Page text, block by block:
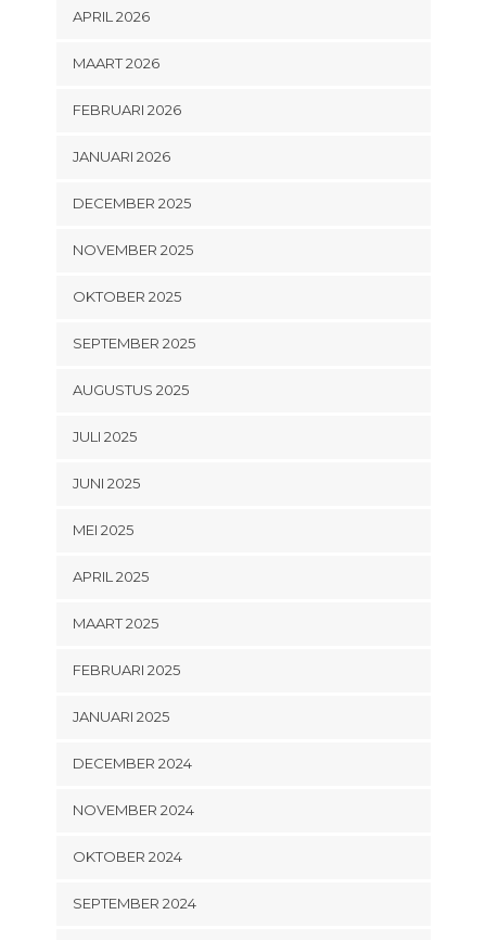
APRIL 2026
MAART 2026
FEBRUARI 2026
JANUARI 2026
DECEMBER 2025
NOVEMBER 2025
OKTOBER 2025
SEPTEMBER 2025
AUGUSTUS 2025
JULI 2025
JUNI 2025
MEI 2025
APRIL 2025
MAART 2025
FEBRUARI 2025
JANUARI 2025
DECEMBER 2024
NOVEMBER 2024
OKTOBER 2024
SEPTEMBER 2024